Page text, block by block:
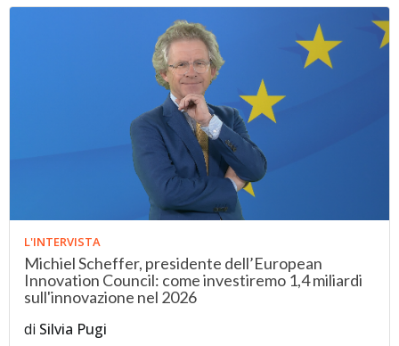
L'INTERVISTA
Michiel Scheffer, presidente dell’European
Innovation Council: come investiremo 1,4 miliardi
sull'innovazione nel 2026
di Silvia Pugi